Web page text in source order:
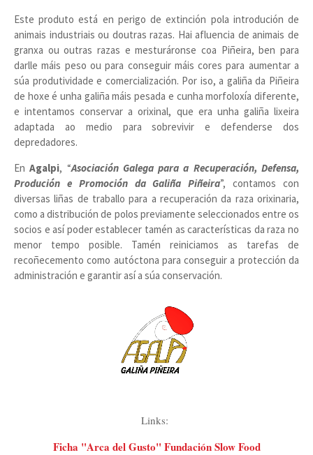
Este produto está en perigo de extinción pola introdución de
animais industriais ou doutras razas. Hai afluencia de animais de
granxa ou outras razas e mesturáronse coa Piñeira, ben para
darlle máis peso ou para conseguir máis cores para aumentar a
súa produtividade e comercialización. Por iso, a galiña da Piñeira
de hoxe é unha galiña máis pesada e cunha morfoloxía diferente,
e intentamos conservar a orixinal, que era unha galiña lixeira
adaptada ao medio para sobrevivir e defenderse dos
depredadores.
EnAgalpi, “Asociación Galega para a Recuperación, Defensa,
Produción e Promoción da Galiña Piñeira”, contamos con
diversas liñas de traballo para a recuperación da raza orixinaria,
como a distribución de polos previamente seleccionados entre os
socios e así poder establecer tamén as características da raza no
menor tempo posible. Tamén reiniciamos as tarefas de
recoñecemento como autóctona para conseguir a protección da
administración e garantir así a súa conservación.
Links:
Ficha "Arca del Gusto" Fundación Slow Food